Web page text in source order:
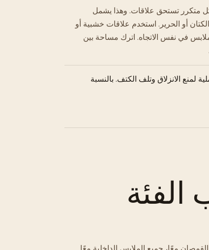
متكرر تستحق علاقات. وهذا يشمل
أو الحرير. استخدم علاقات خشبية أو
في نفس الاتجاه. اترك مساحة بين
لمنع الانزلاق وتلف الكتف. بالنسبة